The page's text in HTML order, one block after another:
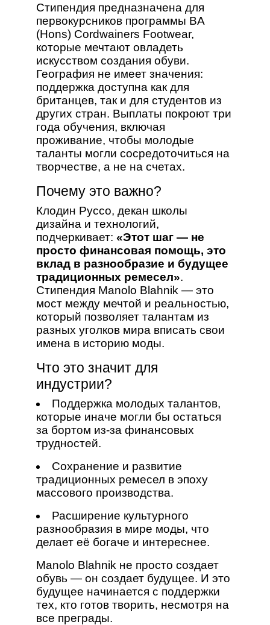
Стипендия предназначена для
первокурсников программы BA
(Hons) Cordwainers Footwear,
которые мечтают овладеть
искусством создания обуви.
География не имеет значения:
поддержка доступна как для
британцев, так и для студентов из
других стран. Выплаты покроют три
года обучения, включая
проживание, чтобы молодые
таланты могли сосредоточиться на
творчестве, а не на счетах.
Почему это важно?
Клодин Руссо, декан школы
дизайна и технологий,
подчеркивает:«Этот шаг — не
просто финансовая помощь, это
вклад в разнообразие и будущее
традиционных ремесел».
Стипендия Manolo Blahnik — это
мост между мечтой и реальностью,
который позволяет талантам из
разных уголков мира вписать свои
имена в историю моды.
Что это значит для
индустрии?
Поддержка молодых талантов,
которые иначе могли бы остаться
за бортом из-за финансовых
трудностей.
Сохранение и развитие
традиционных ремесел в эпоху
массового производства.
Расширение культурного
разнообразия в мире моды, что
делает её богаче и интереснее.
Manolo Blahnik не просто создает
обувь — он создает будущее. И это
будущее начинается с поддержки
тех, кто готов творить, несмотря на
все преграды.